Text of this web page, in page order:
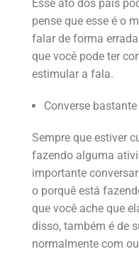
Esse ato dos pais
pense que esse é o
falar de forma
que você pode ter
estimular a fala.
Converse
Sempre que estiver
fazendo alguma
importante
o porquê está
que você ache que
disso, também é de
normalmente com